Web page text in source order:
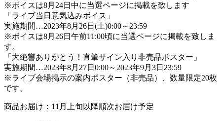
※ボイスは8月24日中に当選ページに掲載を致します
「ライブ当日意気込みボイス」
実施期間…2023年8月26日(土)0:00～23:59
※ボイスは8月26日午前11:00頃に当選ページに掲載を致しま
す。
「大絶響ありがとう！直筆サイン入り非売品ポスター」
実施期間…2023年8月27日0:00～2023年9月3日23:59
※ライブ会場掲示の案内ポスター（非売品）、数量限定20枚
です。
商品お届け：11月上旬以降順次お届け予定